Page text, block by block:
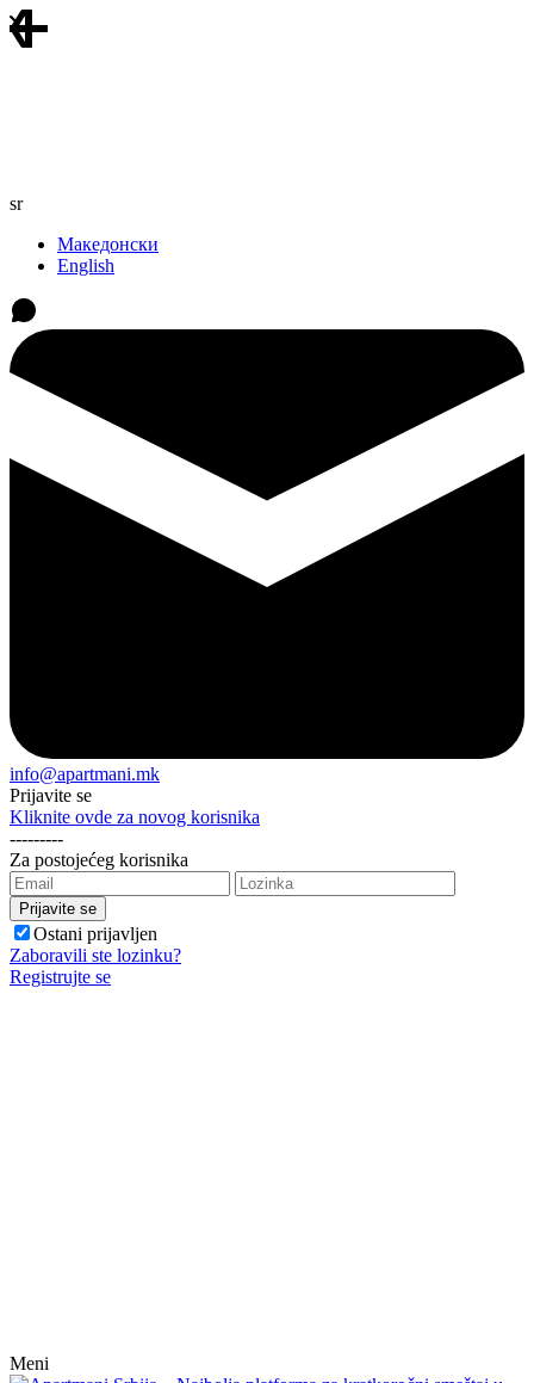
sr
Македонски
English
info@apartmani.mk
Prijavite se
Kliknite ovde za novog korisnika
---------
Za postojećeg korisnika
Ostani prijavljen
Zaboravili ste lozinku?
Registrujte se
Meni